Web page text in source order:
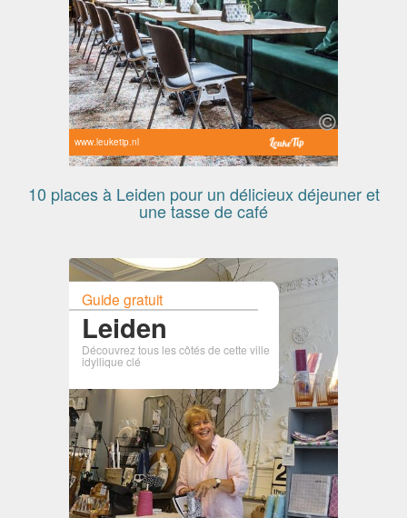
www.leuketip.nl
10 places à Leiden pour un délicieux déjeuner et
une tasse de café
Guide gratuit
Leiden
Découvrez tous les côtés de cette ville
idyllique clé